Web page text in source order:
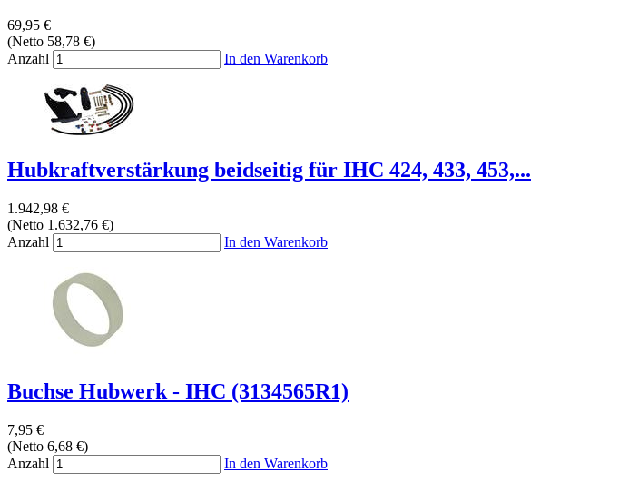
69,95 €
(Netto 58,78 €)
Anzahl
In den Warenkorb
Hubkraftverstärkung beidseitig für IHC 424, 433, 453,...
1.942,98 €
(Netto 1.632,76 €)
Anzahl
In den Warenkorb
Buchse Hubwerk - IHC (3134565R1)
7,95 €
(Netto 6,68 €)
Anzahl
In den Warenkorb